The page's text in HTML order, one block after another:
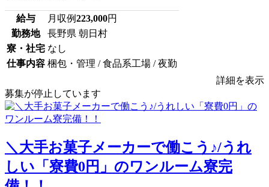
給与 月収例223,000円
勤務地
長野県 朝日村
寮・社宅 なし
仕事内容 梱包・管理 / 食品系工場 / 夜勤
詳細を表示
募集が停止しています
＼大手お菓子メーカーで働こう♪/うれ
しい「寮費0円」のワンルーム寮完